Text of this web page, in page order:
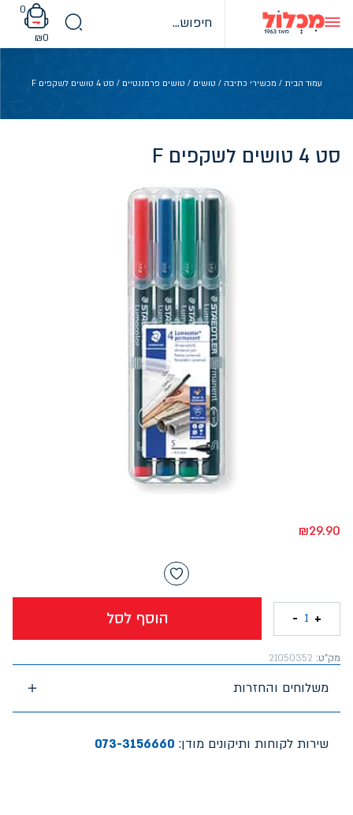
content
0
₪0
עמוד הבית / מכשירי כתיבה / טושים / טושים פרמננטיים / סט 4 טושים לשקפים F
סט 4 טושים לשקפים F
₪29.90
הוסף לסל +
1
-
מק"ט: 21050352
משלוחים והחזרות
שירות לקוחות ותיקונים מודן: 073-3156660